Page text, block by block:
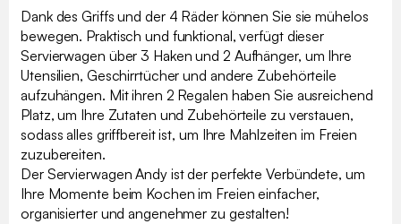
Dank des Griffs und der 4 Räder können Sie sie mühelos
bewegen. Praktisch und funktional, verfügt dieser
Servierwagen über 3 Haken und 2 Aufhänger, um Ihre
Utensilien, Geschirrtücher und andere Zubehörteile
aufzuhängen. Mit ihren 2 Regalen haben Sie ausreichend
Platz, um Ihre Zutaten und Zubehörteile zu verstauen,
sodass alles griffbereit ist, um Ihre Mahlzeiten im Freien
zuzubereiten.
Der Servierwagen Andy ist der perfekte Verbündete, um
Ihre Momente beim Kochen im Freien einfacher,
organisierter und angenehmer zu gestalten!